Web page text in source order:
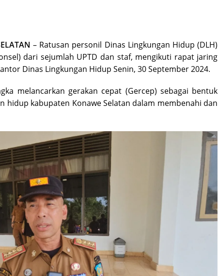
– Ratusan personil Dinas Lingkungan Hidup (DLH)
dari sejumlah UPTD dan staf, mengikuti rapat jaring
Dinas Lingkungan Hidup Senin, 30 September 2024.
melancarkan gerakan cepat (Gercep) sebagai bentuk
hidup kabupaten Konawe Selatan dalam membenahi dan